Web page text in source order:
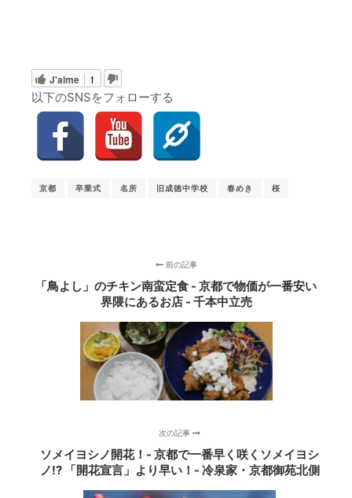
J'aime 1
以下のSNSをフォローする
京都 卒業式 名所 旧成徳中学校 春めき 桜
前の記事
「鳥よし」のチキン南蛮定食 - 京都で物価が一番安い
界隈にあるお店 - 千本中立売
次の記事
ソメイヨシノ開花！- 京都で一番早く咲くソメイヨシ
ノ!? 「開花宣言」より早い！- 冷泉家・京都御苑北側